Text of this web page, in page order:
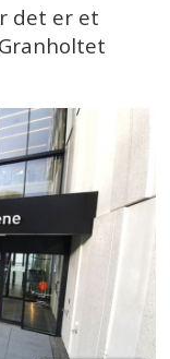
det er et